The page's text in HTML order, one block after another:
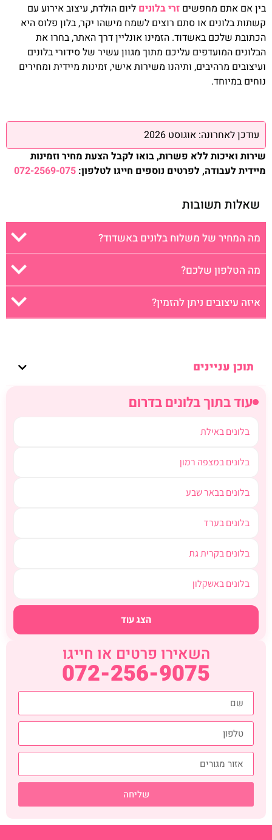
תוכן עניינים
עוד בתוך בלונים בדרום
בלונים באילת
בלונים במצפה רמון
בלונים בבאר שבע
בלונים בערד
בלונים בקרית גת
בלונים באשקלון
הצג עוד
השאירו פרטים או חייגו
072-256-9075
שליחה
בין אם אתם מחפשים זרי בלונים ליום הולדת, עיצוב אירוע עם
קשתות בלונים או סתם רוצים לשמח מישהו יקר, בלון פלוס היא
הכתובת שלכם באשדוד. הזמינו אונליין דרך האתר, בחרו את
הבלונים המועדפים עליכם מתוך מגוון עשיר של סידורי בלונים
ועיצובים מרהיבים, ותיהנו משירות אישי, זמינות מיידית ומחירים
נוחים במיוחד.
עודכן לאחרונה: אוגוסט 2026
שירות ואיכות ללא פשרות, בואו לקבל הצעת מחיר וזמינות
מיידית לעבודה, לפרטים נוספים חייגו לטלפון: 072-2569-075
שאלות תשובות
מה המחיר של משלוח בלונים באשדוד?
מה הטלפון שלכם?
איזה עיצובים ניתן להזמין?